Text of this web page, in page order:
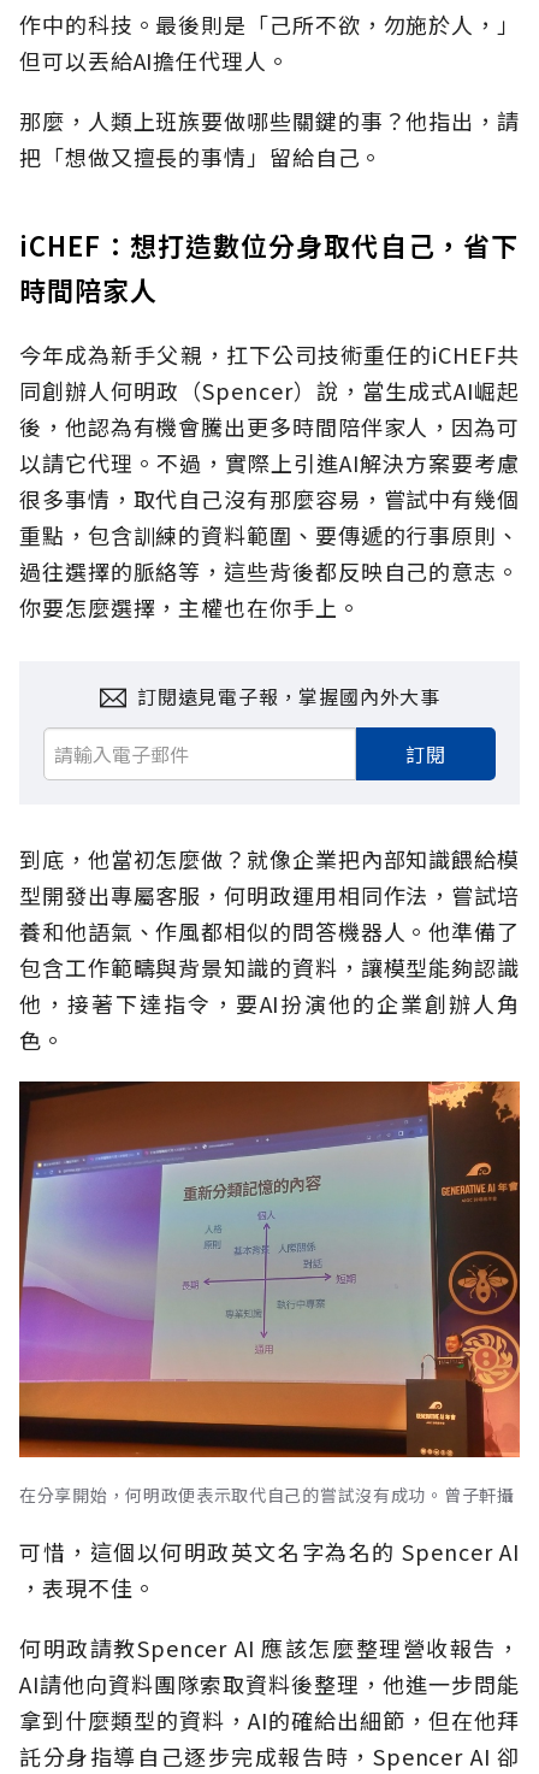
作中的科技。最後則是「己所不欲，勿施於人，」
但可以丟給AI擔任代理人。
那麼，人類上班族要做哪些關鍵的事？他指出，請
把「想做又擅長的事情」留給自己。
iCHEF：想打造數位分身取代自己，省下
時間陪家人
今年成為新手父親，扛下公司技術重任的iCHEF共
同創辦人何明政（Spencer）說，當生成式AI崛起
後，他認為有機會騰出更多時間陪伴家人，因為可
以請它代理。不過，實際上引進AI解決方案要考慮
很多事情，取代自己沒有那麼容易，嘗試中有幾個
重點，包含訓練的資料範圍、要傳遞的行事原則、
過往選擇的脈絡等，這些背後都反映自己的意志。
你要怎麼選擇，主權也在你手上。
訂閱遠見電子報，掌握國內外大事
訂閱
到底，他當初怎麼做？就像企業把內部知識餵給模
型開發出專屬客服，何明政運用相同作法，嘗試培
養和他語氣、作風都相似的問答機器人。他準備了
包含工作範疇與背景知識的資料，讓模型能夠認識
他，接著下達指令，要AI扮演他的企業創辦人角
色。
在分享開始，何明政便表示取代自己的嘗試沒有成功。曾子軒攝
可惜，這個以何明政英文名字為名的 Spencer AI
，表現不佳。
何明政請教Spencer AI 應該怎麼整理營收報告，
AI請他向資料團隊索取資料後整理，他進一步問能
拿到什麼類型的資料，AI的確給出細節，但在他拜
託分身指導自己逐步完成報告時，Spencer AI 卻